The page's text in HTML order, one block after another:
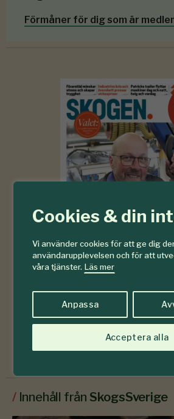
Cookies & din
Vi använder cookies för att ge dig
användarupplevelsen och för att
våra tjänster. Läs mer
Anpassa
Acceptera alla
Förmåner för dig som är
Läs senaste
Prenumerera
/ Innehåll från SkogsSverige